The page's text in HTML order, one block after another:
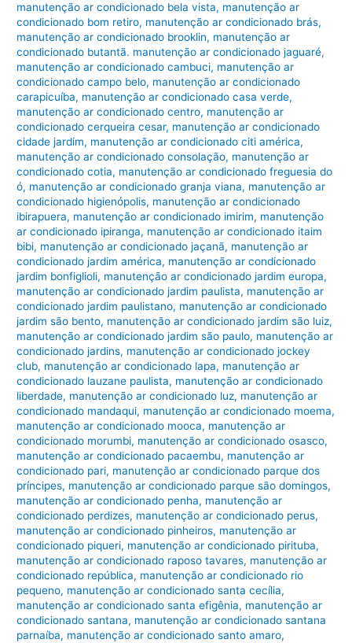
manutenção ar condicionado bela vista, manutenção ar
condicionado bom retiro, manutenção ar condicionado brás,
manutenção ar condicionado brooklin, manutenção ar
condicionado butantã. manutenção ar condicionado jaguaré,
manutenção ar condicionado cambuci, manutenção ar
condicionado campo belo, manutenção ar condicionado
carapicuíba, manutenção ar condicionado casa verde,
manutenção ar condicionado centro, manutenção ar
condicionado cerqueira cesar, manutenção ar condicionado
cidade jardim, manutenção ar condicionado citi américa,
manutenção ar condicionado consolação, manutenção ar
condicionado cotia, manutenção ar condicionado freguesia do
ó, manutenção ar condicionado granja viana, manutenção ar
condicionado higienópolis, manutenção ar condicionado
ibirapuera, manutenção ar condicionado imirim, manutenção
ar condicionado ipiranga, manutenção ar condicionado itaim
bibi, manutenção ar condicionado jaçanã, manutenção ar
condicionado jardim américa, manutenção ar condicionado
jardim bonfiglioli, manutenção ar condicionado jardim europa,
manutenção ar condicionado jardim paulista, manutenção ar
condicionado jardim paulistano, manutenção ar condicionado
jardim são bento, manutenção ar condicionado jardim são luiz,
manutenção ar condicionado jardim são paulo, manutenção ar
condicionado jardins, manutenção ar condicionado jockey
club, manutenção ar condicionado lapa, manutenção ar
condicionado lauzane paulista, manutenção ar condicionado
liberdade, manutenção ar condicionado luz, manutenção ar
condicionado mandaqui, manutenção ar condicionado moema,
manutenção ar condicionado mooca, manutenção ar
condicionado morumbi, manutenção ar condicionado osasco,
manutenção ar condicionado pacaembu, manutenção ar
condicionado pari, manutenção ar condicionado parque dos
príncipes, manutenção ar condicionado parque são domingos,
manutenção ar condicionado penha, manutenção ar
condicionado perdizes, manutenção ar condicionado perus,
manutenção ar condicionado pinheiros, manutenção ar
condicionado piqueri, manutenção ar condicionado pirituba,
manutenção ar condicionado raposo tavares, manutenção ar
condicionado república, manutenção ar condicionado rio
pequeno, manutenção ar condicionado santa cecília,
manutenção ar condicionado santa efigênia, manutenção ar
condicionado santana, manutenção ar condicionado santana
parnaíba, manutenção ar condicionado santo amaro,